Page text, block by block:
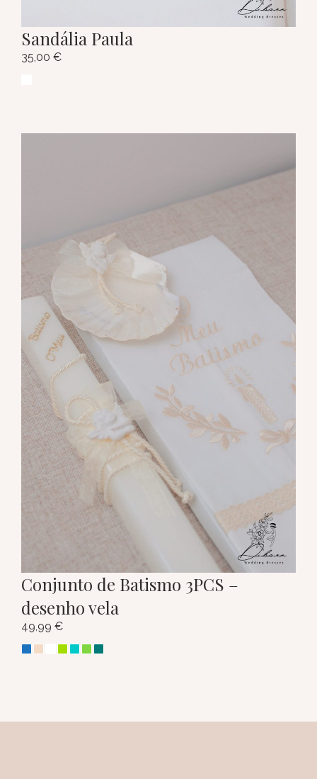
Sandália Paula
35,00 €
Conjunto de Batismo 3PCS –
desenho vela
49,99 €